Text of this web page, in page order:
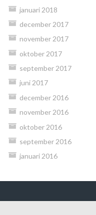
januari 2018
december 2017
november 2017
oktober 2017
september 2017
juni 2017
december 2016
november 2016
oktober 2016
september 2016
januari 2016